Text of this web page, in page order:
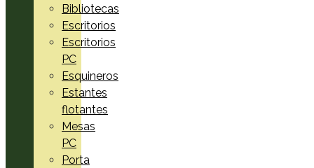
Bibliotecas
Escritorios
Escritorios
PC
Esquineros
Estantes
flotantes
Mesas
PC
Porta